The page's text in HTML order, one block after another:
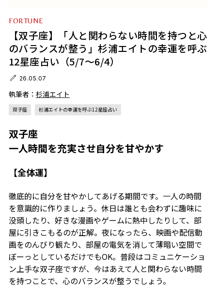
FORTUNE
【双子座】「人と関わらない時間を持つと心
のバランスが整う」杉浦エイトの幸運を呼ぶ
12星座占い（5/7～6/4）
26.05.07
執筆者： 杉浦エイト
双子座 杉浦エイトの幸運を呼ぶ12星座占い
双子座
一人時間を充実させ自分を甘やかす
【全体運】
徹底的に自分を甘やかしてあげる期間です。一人の時間
を意識的に作りましょう。休日は誰とも会わずに趣味に
没頭したり、好きな漫画やゲームに熱中したりして、部
屋に引きこもるのが正解。夜になったら、映画や配信動
画をのんびり観たり、部屋の電気を消して薄暗い空間で
ぼーっとしているだけでもOK。普段はコミュニケーショ
ン上手な双子座ですが、今はあえて人と関わらない時間
を持つことで、心のバランスが整うでしょう。